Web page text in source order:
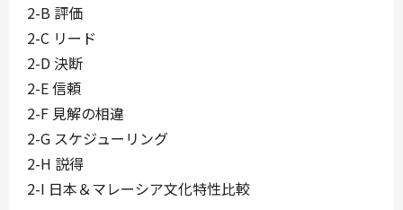
2-B 評価
2-C リード
2-D 決断
2-E 信頼
2-F 見解の相違
2-G スケジューリング
2-H 説得
2-I 日本＆マレーシア文化特性比較